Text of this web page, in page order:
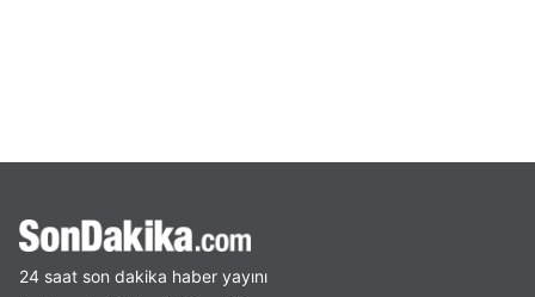
24 saat son dakika haber yayını